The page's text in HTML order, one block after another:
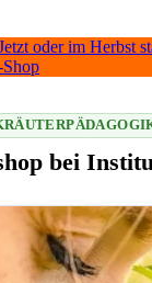
oder im Herbst
bei
09 17:23:57